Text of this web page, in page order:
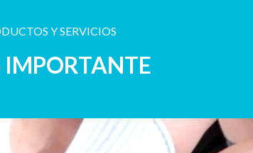
Y SERVICIOS
IMPORTANTE